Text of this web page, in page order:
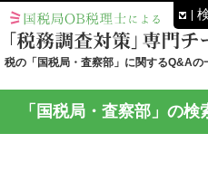
税の「国税局・査察部」に関するQ&Aの
「国税局・査察部」の検